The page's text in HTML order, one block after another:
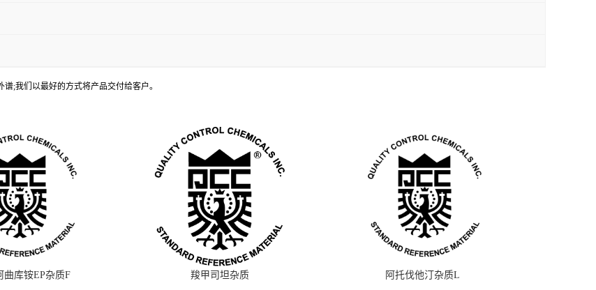
;我们以最好的方式将产品交付给客户。
曲库铵EP杂质F 羧甲司坦杂质 阿托伐他汀杂质L